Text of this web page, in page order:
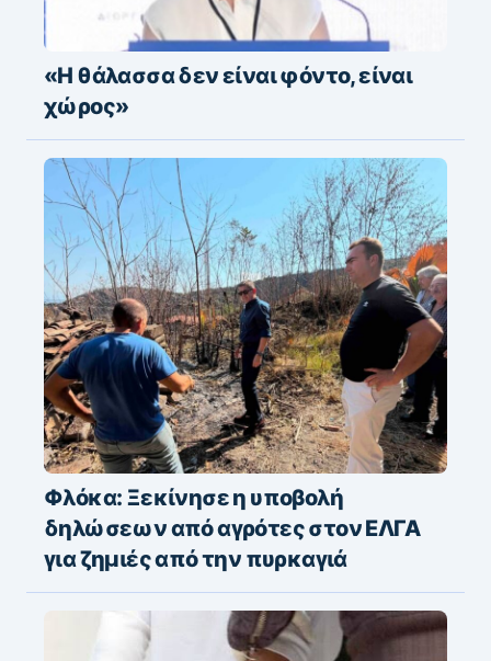
«Η θάλασσα δεν είναι φόντο, είναι
χώρος»
Φλόκα: Ξεκίνησε η υποβολή
δηλώσεων από αγρότες στον ΕΛΓΑ
για ζημιές από την πυρκαγιά